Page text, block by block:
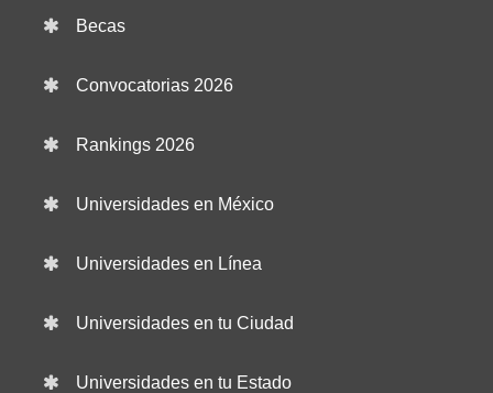
Becas
Convocatorias 2026
Rankings 2026
Universidades en México
Universidades en Línea
Universidades en tu Ciudad
Universidades en tu Estado